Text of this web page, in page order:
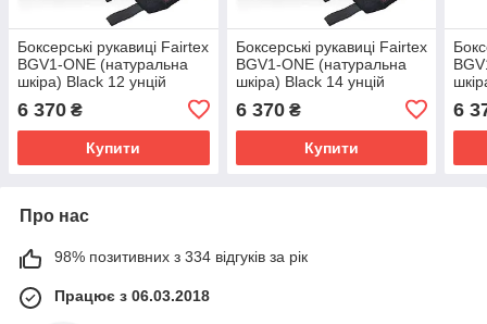
Боксерські рукавиці Fairtex
BGV1-ONE (натуральна
шкіра) Black 12 унцій
6 370 ₴
Купити
Боксерські рукавиці Fairtex
BGV1-ONE (натуральна
шкіра) Black 14 унцій
6 370₴
Купити
6
Про нас
98% позитивних з 334 відгуків за рік
Працює з 06.03.2018